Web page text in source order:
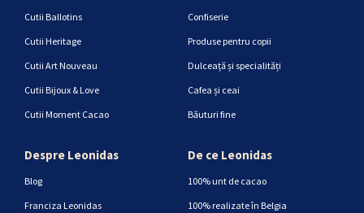
Cutii Ballotins
Cutii Heritage
Cutii Art Nouveau
Cutii Bijoux & Love
Cutii Moment Cacao
Confiserie
Produse pentru copii
Dulceață și specialități
Cafea și ceai
Băuturi fine
Despre Leonidas
Blog
Franciza Leonidas
De ce Leonidas
100% unt de cacao
100% realizate în Belgia